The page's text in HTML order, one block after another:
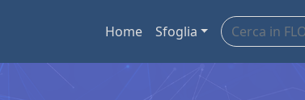
Home Sfoglia